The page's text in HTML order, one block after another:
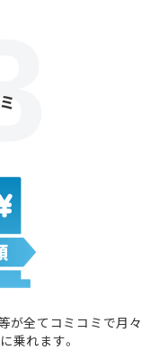
が全てコミコミで月々
乗れます。